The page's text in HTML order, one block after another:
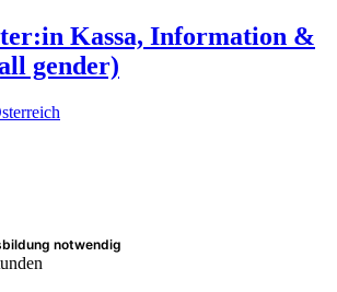
Kassa, Information &
gender)
notwendig